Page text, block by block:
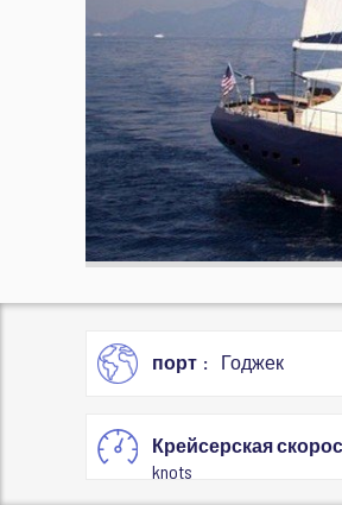
порт Годжек
Крейсерская
knots